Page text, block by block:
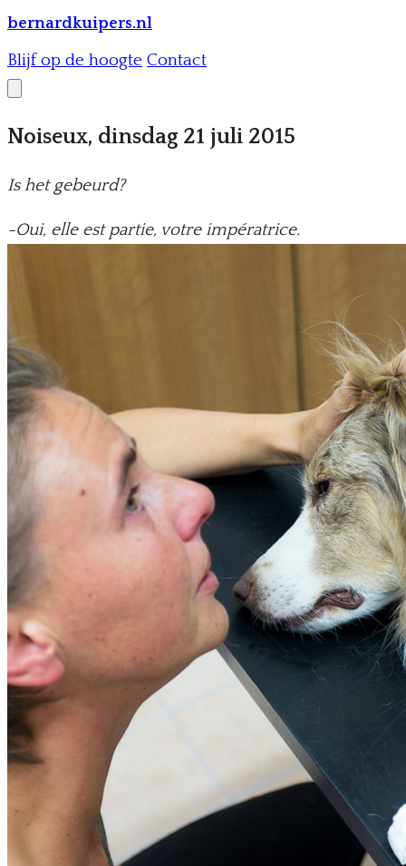
bernardkuipers.nl
Blijf op de hoogte Contact
Noiseux, dinsdag 21 juli 2015
Is het gebeurd?
-Oui, elle est partie, votre impératrice.